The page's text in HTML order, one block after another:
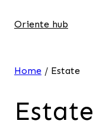
Oriente hub
Home / Estate
Estate